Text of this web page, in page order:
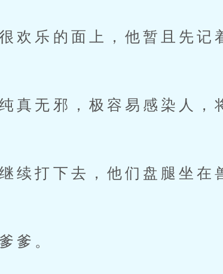
乐的面上，他暂且先记
无邪，极容易感染人，
打下去，他们盘腿坐在
。